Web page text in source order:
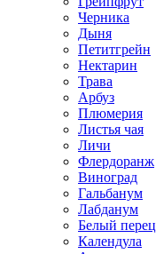
Черника
Дыня
Петитгрейн
Нектарин
Трава
Арбуз
Плюмерия
Листья чая
Личи
Флердоранж
Виноград
Гальбанум
Лабданум
Белый перец
Календула